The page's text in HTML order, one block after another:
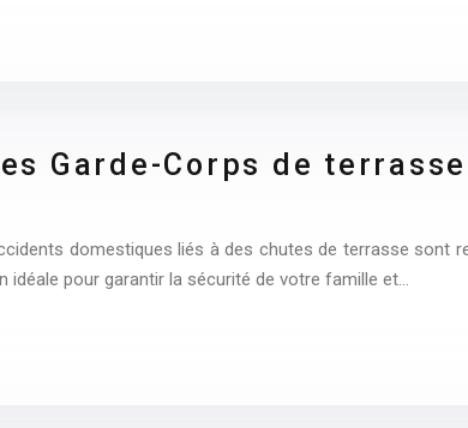
Garde-Corps de
domestiques liés à des chutes de terrasse
idéale pour garantir la sécurité de votre famille et…